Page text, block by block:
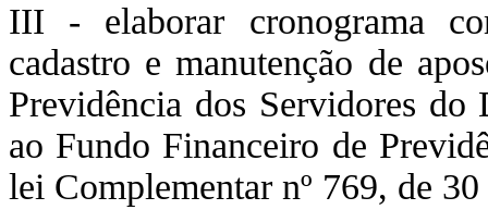
III - elaborar cronograma
cadastro e manutenção de
Previdência dos Servidores
ao Fundo Financeiro de
lei Complementar nº 769, de